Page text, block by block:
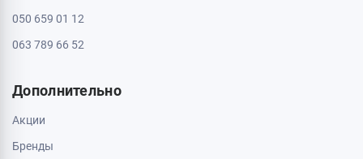
Контакты
Доставка и оплата
Обмен и возврат
Свяжитесь с нами